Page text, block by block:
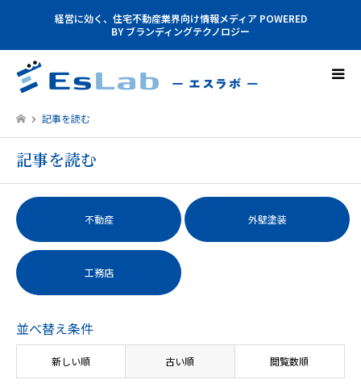
経営に効く、住宅不動産業界向け情報メディア POWERED
BY ブランディングテクノロジー
記事を読む
記事を読む
不動産 外壁塗装
工務店
並べ替え条件
新しい順 古い順 閲覧数順